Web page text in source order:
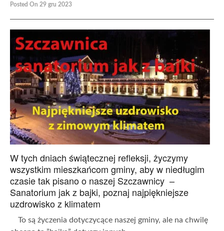
Posted On 29 gru 2023
W tych dniach świątecznej refleksji, życzymy
wszystkim mieszkańcom gminy, aby w niedługim
czasie tak pisano o naszej Szczawnicy –
Sanatorium jak z bajki, poznaj najpiękniejsze
uzdrowisko z klimatem
To są życzenia dotyczycące naszej gminy, ale na chwilę